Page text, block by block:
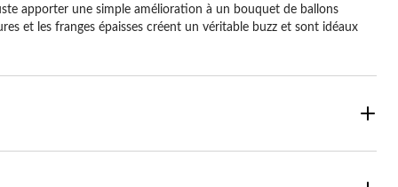
apporter une simple amélioration à un bouquet de ballons
et les franges épaisses créent un véritable buzz et sont idéaux